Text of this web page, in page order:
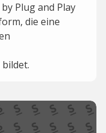
Plug and Play
die eine